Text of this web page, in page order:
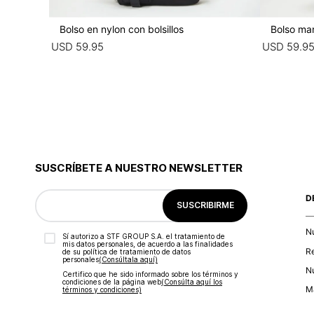
Bolso en nylon con bolsillos
USD 59.95
Bolso
USD 59.95
SUSCRÍBETE A NUESTRO NEWSLETTER
SUSCRIBIRME
Sí autorizo a STF GROUP S.A. el tratamiento de
mis datos personales, de acuerdo a las finalidades
de su política de tratamiento de datos
personales‎(Consúltala aquí)
Certifico que he sido informado sobre los términos y
condiciones de la página web‎(Consúlta aquí los
términos y condiciones)